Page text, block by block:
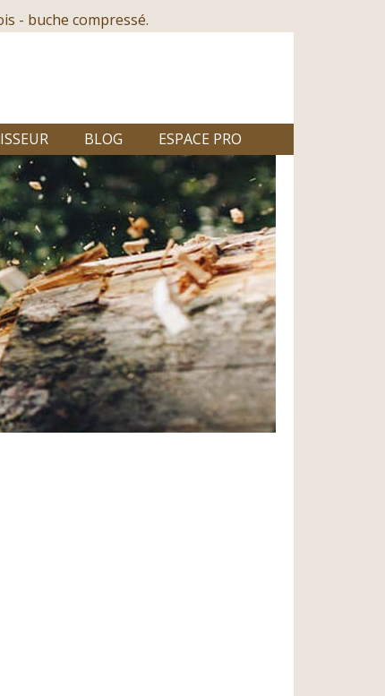
- buche compressé.
BLOG ESPACE PRO